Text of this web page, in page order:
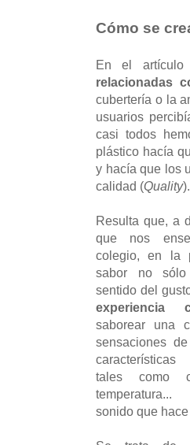
Cómo se
En el artículo
relacionadas
cubertería o la
usuarios
casi todos
plástico hacía
y hacía que los
calidad (Quality).
Resulta que, a
que nos
colegio, en la
sabor no
sentido del
experiencia
saborear una
sensaciones
tales como
sonido que